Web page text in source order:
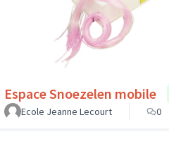
Espace Snoezelen mobile
Ecole Jeanne Lecourt
0